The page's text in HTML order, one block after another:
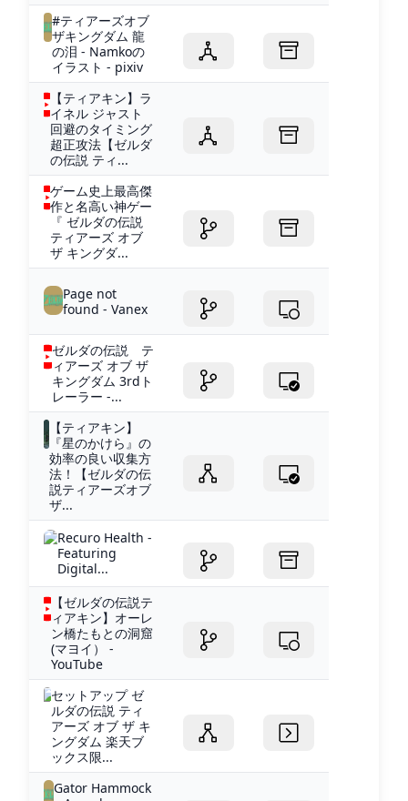
#ティアーズオブ
ザキングダム 龍
の泪 - Namkoの
イラスト - pixiv
【ティアキン】ラ
イネル ジャスト
回避のタイミング
超正攻法【ゼルダ
の伝説 ティ...
ゲーム史上最高傑
作と名高い神ゲー
『 ゼルダの伝説
ティアーズ オブ
ザ キングダ...
Page not
found - Vanex
ゼルダの伝説 テ
ィアーズ オブ ザ
キングダム 3rdト
レーラー -...
【ティアキン】
『星のかけら』の
効率の良い収集方
法！【ゼルダの伝
説ティアーズオブ
ザ...
Recuro Health -
Featuring
Digital...
【ゼルダの伝説テ
ィアキン】オーレ
ン橋たもとの洞窟
(マヨイ） -
YouTube
セットアップ ゼ
ルダの伝説 ティ
アーズ オブ ザ キ
ングダム 楽天ブ
ックス限...
Gator Hammock